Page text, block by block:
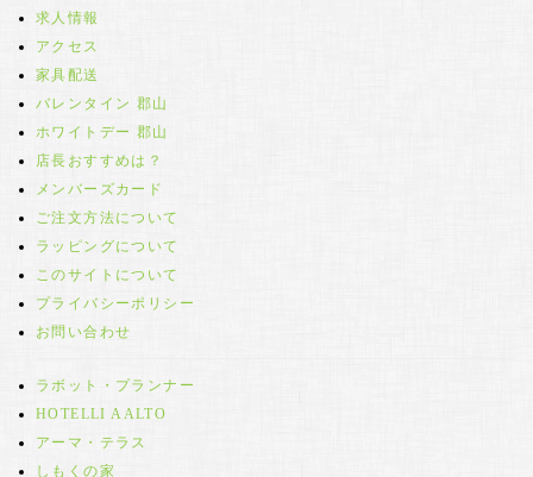
求人情報
アクセス
家具配送
バレンタイン 郡山
ホワイトデー 郡山
店長おすすめは？
メンバーズカード
ご注文方法について
ラッピングについて
このサイトについて
プライバシーポリシー
お問い合わせ
ラボット・プランナー
HOTELLI AALTO
アーマ・テラス
しもくの家